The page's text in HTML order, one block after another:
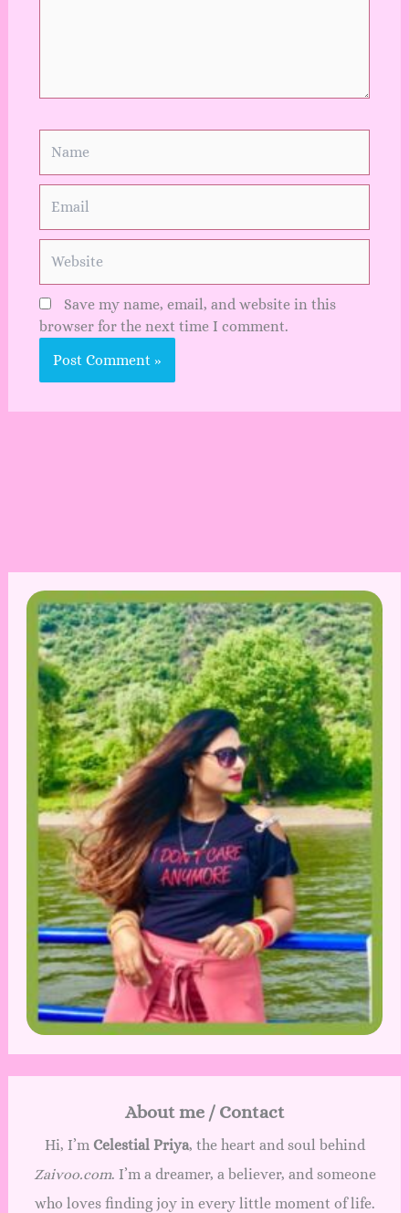
Save my name, email, and website in this
browser for the next time I comment.
About me / Contact
Hi, I’m Celestial Priya, the heart and soul behind
Zaivoo.com. I’m a dreamer, a believer, and someone
who loves finding joy in every little moment of life.